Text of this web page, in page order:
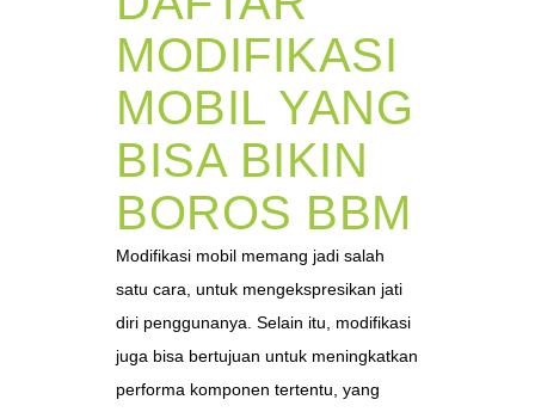
MODIFIKASI
MOBIL YANG
BISA BIKIN
BOROS BBM
Modifikasi mobil memang jadi salah
satu cara, untuk mengekspresikan jati
diri penggunanya. Selain itu, modifikasi
juga bisa bertujuan untuk meningkatkan
performa komponen tertentu, yang